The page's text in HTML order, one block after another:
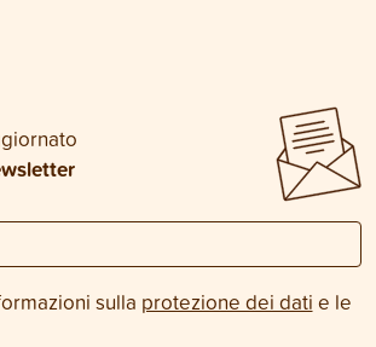
sulla protezione dei dati e le